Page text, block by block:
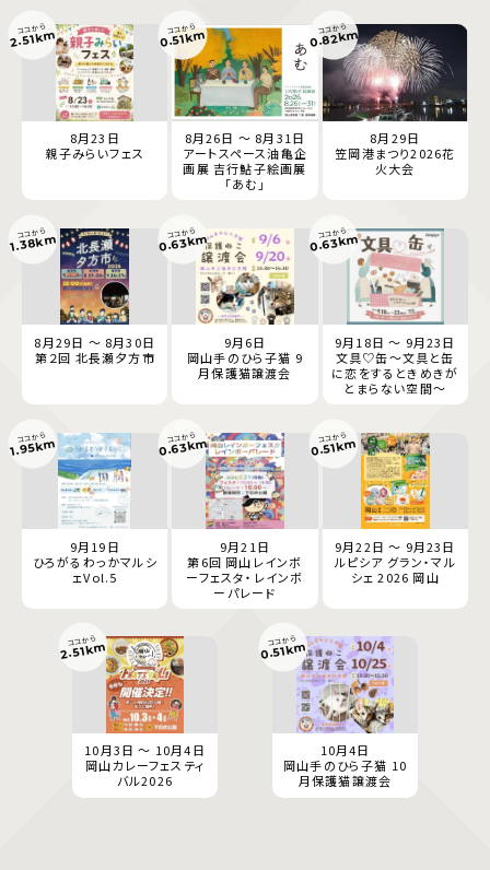
8月23日
親子みらいフェス
ココから
2.51km
8月26日 ～ 8月31日
アートスペース油亀企
画展 吉行鮎子絵画展
「あむ」
ココから
0.51km
8月29日
笠岡港まつり2026花
火大会
ココから
0.82km
8月29日 ～ 8月30日
第２回 北長瀬夕方市
ココから
1.38km
9月6日
岡山手のひら子猫 9
月保護猫譲渡会
ココから
0.63km
9月18日 ～ 9月23日
文具♡缶～文具と缶
に恋をするときめきが
とまらない空間～
ココから
0.63km
9月19日
ひろがるわっかマルシ
ェVol.5
ココから
1.95km
9月21日
第6回 岡山レインボ
ーフェスタ・レインボ
ーパレード
ココから
0.63km
9月22日 ～ 9月23日
ルピシア グラン・マル
シェ 2026 岡山
ココから
0.51km
10月3日 ～ 10月4日
岡山カレーフェスティ
バル2026
ココから
2.51km
10月4日
岡山手のひら子猫 10
月保護猫譲渡会
ココから
0.51km